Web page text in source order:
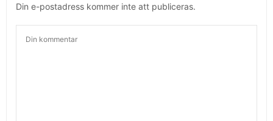
Din e-postadress kommer inte att publiceras.